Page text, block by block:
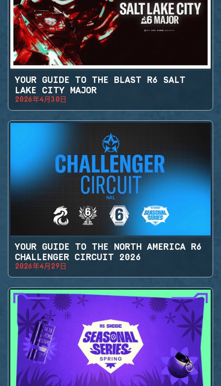
YOUR GUIDE TO THE BLAST R6 SALT
LAKE CITY MAJOR
2026年4月30日
YOUR GUIDE TO THE NORTH AMERICA R6
CHALLENGER CIRCUIT 2026
2026年4月29日